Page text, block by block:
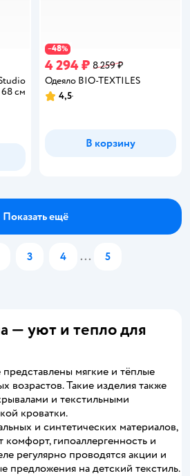
68 см
−48%
4 294 ₽ 8 259 ₽
Одеяло BIO-TEXTILES
Рейтинг:
4,5
В корзину
Показать ещё
3 4 ... 5
— уют и тепло для
мягкие и тёплые
возрастов. Такие изделия также
и текстильными
кроватки.
и синтетических материалов,
гипоаллергенность и
регулярно проводятся акции и
предложения на детский текстиль.